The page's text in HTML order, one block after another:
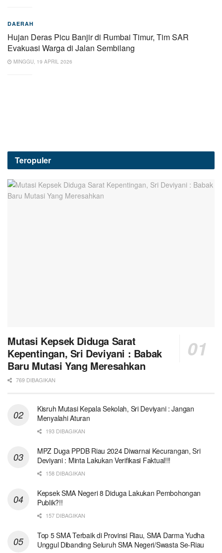
DAERAH
Hujan Deras Picu Banjir di Rumbai Timur, Tim SAR
Evakuasi Warga di Jalan Sembilang
MINGGU, 19 APRIL 2026
Teropuler
Mutasi Kepsek Diduga Sarat
Kepentingan, Sri Deviyani : Babak
Baru Mutasi Yang Meresahkan
769 DIBAGIKAN
Kisruh Mutasi Kepala Sekolah, Sri Deviyani : Jangan
Menyalahi Aturan
193 DIBAGIKAN
MPZ Duga PPDB Riau 2024 Diwarnai Kecurangan, Sri
Deviyani : Minta Lakukan Verifikasi Faktual!!!
158 DIBAGIKAN
Kepsek SMA Negeri 8 Diduga Lakukan Pembohongan
Publik?!!
157 DIBAGIKAN
Top 5 SMA Terbaik di Provinsi Riau, SMA Darma Yudha
Unggul Dibanding Seluruh SMA Negeri/Swasta Se-Riau